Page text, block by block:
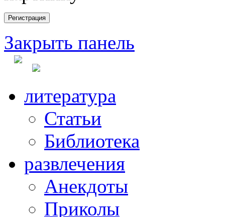
Закрыть панель
литература
Статьи
Библиотека
развлечения
Анекдоты
Приколы